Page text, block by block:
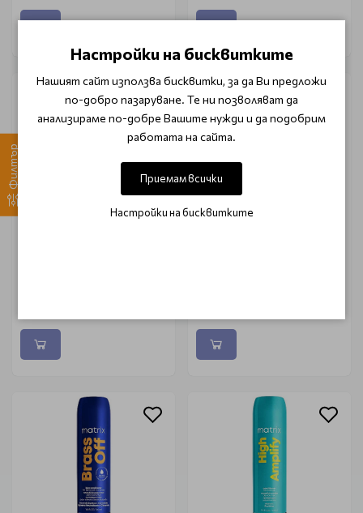
Филтър
Настройки на бисквитките
Нашият сайт използва бисквитки, за да Ви предложи
по-добро пазаруване. Те ни позволяват да
анализираме по-добре Вашите нужди и да подобрим
работата на сайта.
Приемам всички
Настройки на бисквитките